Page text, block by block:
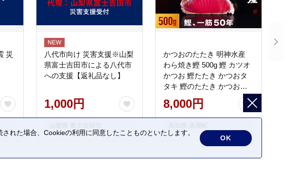
災
八代市向け 災害支援※山梨
県富士吉田市による八代市
への支援【返礼品なし】
1,000円
かつおのたたき 明神水産
わら焼き鰹 500g 鰹 カツオ
かつお 鰹たたき かつおタ
タキ 鰹のたたき かつおの
タタキ 藁焼き わら焼き 魚
さかな 海鮮 刺身 お刺身 冷
凍 ご家庭用 グルメ 特産品
ご当地 本場 高知 黒潮町 ギ
フト 贈答品 人気 返礼品 ふ
産 土佐名物 高知県 高評価
8,000円
れた場合、Cookieの利用に同意したことものといたします。
OK